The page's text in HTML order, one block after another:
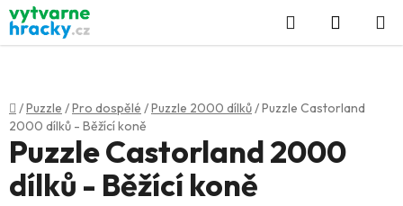
Přejít
na
obsah
Hledat
KOŠÍK
Domů
/Puzzle /Pro dospělé /Puzzle 2000 dílků/Puzzle Castorland
2000 dílků - Běžící koně
Puzzle Castorland 2000
dílků - Běžící koně